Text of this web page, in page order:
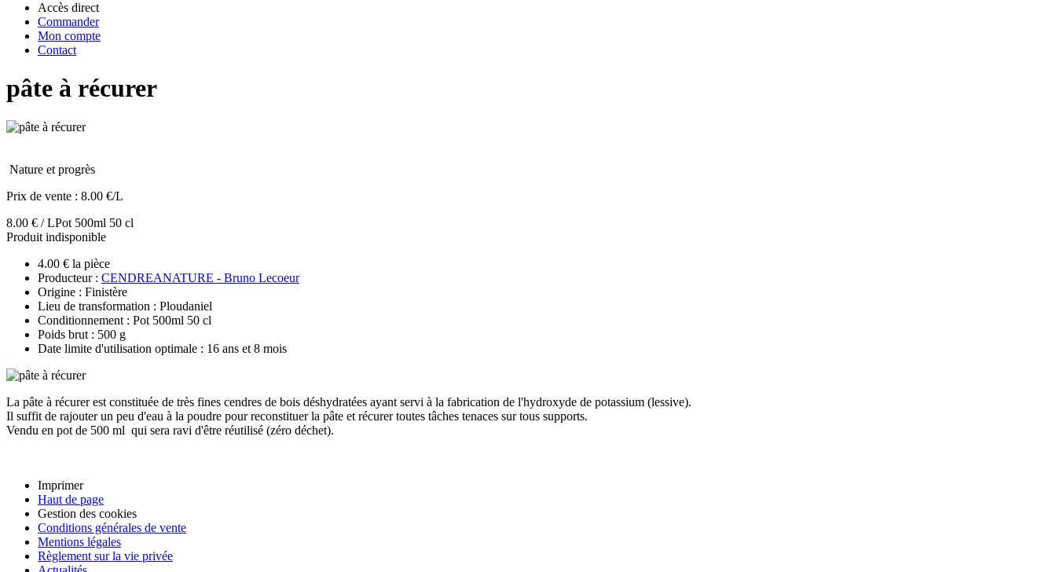
Accès direct
Commander
Mon compte
Contact
pâte à récurer
Nature et progrès
Prix de vente : 8.00 €/L
8.00 € / LPot 500ml 50 cl
Produit indisponible
4.00 € la pièce
Producteur : CENDREANATURE - Bruno Lecoeur
Origine : Finistère
Lieu de transformation : Ploudaniel
Conditionnement : Pot 500ml 50 cl
Poids brut : 500 g
Date limite d'utilisation optimale : 16 ans et 8 mois
La pâte à récurer est constituée de très fines cendres de bois déshydratées ayant servi à la fabrication de l'hydroxyde de potassium (lessive).
Il suffit de rajouter un peu d'eau à la poudre pour reconstituer la pâte et récurer toutes tâches tenaces sur tous supports.
Vendu en pot de 500 ml qui sera ravi d'être réutilisé (zéro déchet).
Imprimer
Haut de page
Gestion des cookies
Conditions générales de vente
Mentions légales
Règlement sur la vie privée